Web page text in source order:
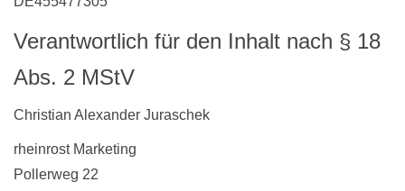
Verantwortlich für den Inhalt nach § 18
Abs. 2 MStV
Christian Alexander Juraschek
rheinrost Marketing
Pollerweg 22